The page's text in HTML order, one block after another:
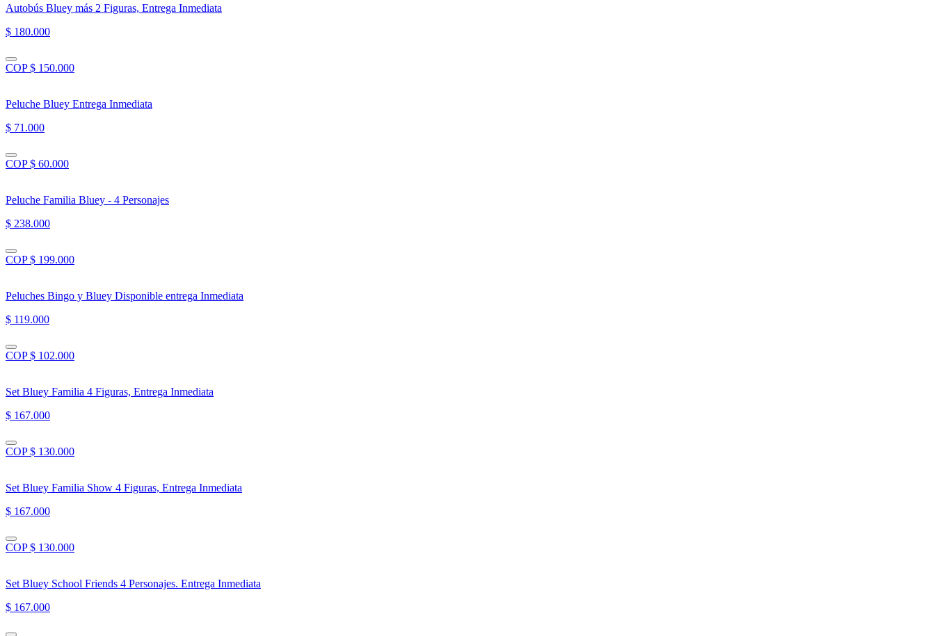
Autobús Bluey más 2 Figuras, Entrega Inmediata
$ 180.000
COP $ 150.000
Peluche Bluey Entrega Inmediata
$ 71.000
COP $ 60.000
Peluche Familia Bluey - 4 Personajes
$ 238.000
COP $ 199.000
Peluches Bingo y Bluey Disponible entrega Inmediata
$ 119.000
COP $ 102.000
Set Bluey Familia 4 Figuras, Entrega Inmediata
$ 167.000
COP $ 130.000
Set Bluey Familia Show 4 Figuras, Entrega Inmediata
$ 167.000
COP $ 130.000
Set Bluey School Friends 4 Personajes. Entrega Inmediata
$ 167.000